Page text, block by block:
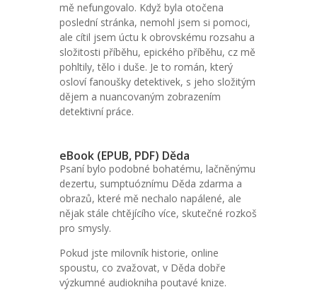
mě nefungovalo. Když byla otočena
poslední stránka, nemohl jsem si pomoci,
ale cítil jsem úctu k obrovskému rozsahu a
složitosti příběhu, epického příběhu, cz mě
pohltily, tělo i duše. Je to román, který
osloví fanoušky detektivek, s jeho složitým
dějem a nuancovaným zobrazením
detektivní práce.
eBook (EPUB, PDF) Děda
Psaní bylo podobné bohatému, lačněnýmu
dezertu, sumptuóznímu Děda zdarma a
obrazů, které mě nechalo napálené, ale
nějak stále chtějícího více, skutečné rozkoš
pro smysly.
Pokud jste milovník historie, online
spoustu, co zvažovat, v Děda dobře
výzkumné audiokniha poutavé knize.